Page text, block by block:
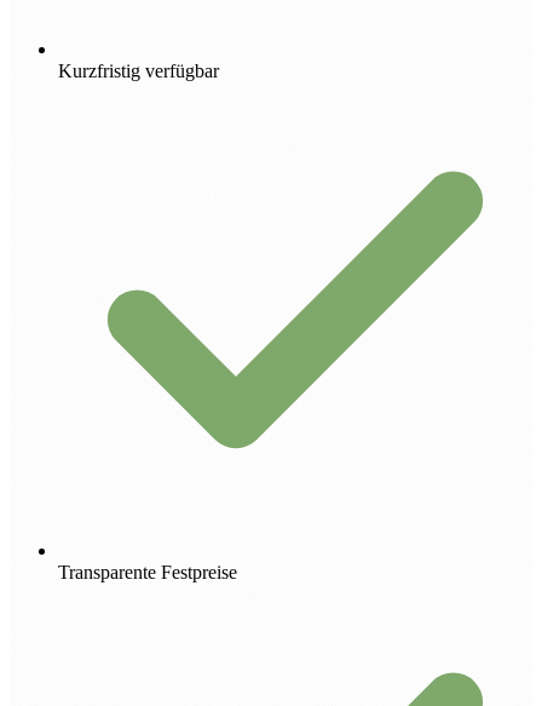
Kurzfristig verfügbar
Transparente Festpreise